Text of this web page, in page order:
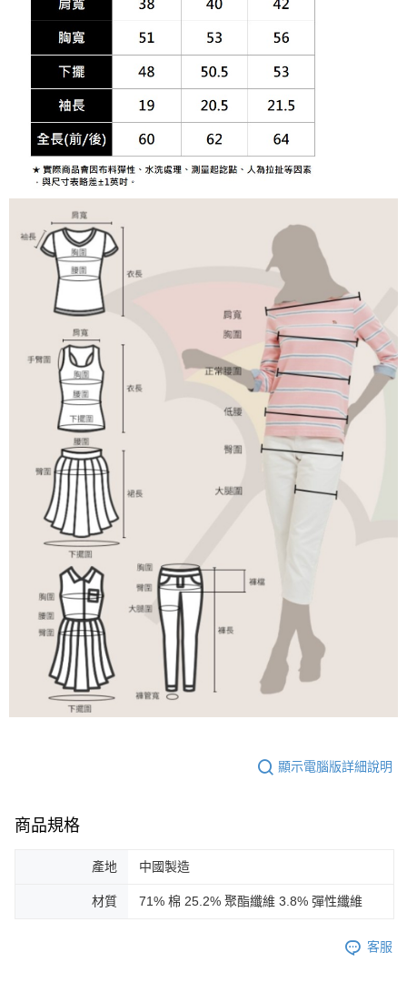
顯示電腦版詳細說明
商品規格
產地 中國製造
材質 71% 棉 25.2% 聚酯纖維 3.8% 彈性纖維
客服